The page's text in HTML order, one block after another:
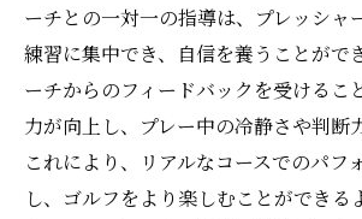
ーチとの一対一の指導は、プレッシャ
練習に集中でき、自信を養うことがで
ーチからのフィードバックを受けるこ
力が向上し、プレー中の冷静さや判断
これにより、リアルなコースでのパフ
し、ゴルフをより楽しむことができる